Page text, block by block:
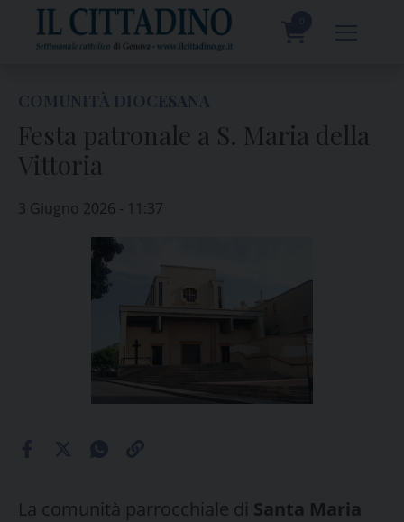
content
Festa patronale a S. Maria della
Vittoria
3 Giugno 2026 - 11:37
La comunità parrocchiale di Santa Maria